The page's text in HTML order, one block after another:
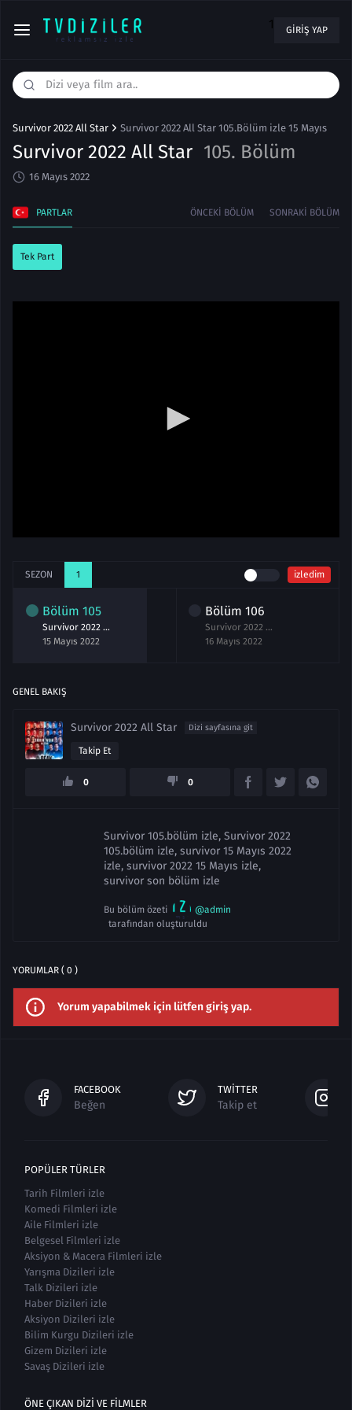
1 GIRIŞ YAP
Survivor 2022 All Star Survivor 2022 All Star 105.Bölüm izle 15 Mayıs
Survivor 2022 All Star 105. Bölüm
16 Mayıs 2022
PARTLAR ÖNCEKI BÖLÜM SONRAKI BÖLÜM
Tek Part
SEZON 1 izledim
Bölüm 105
Survivor 2022 All Star 105.Bölüm izle 15 Mayıs
15 Mayıs 2022
Bölüm 106
Survivor 2022 All Star 106.Bölüm izle 16 Mayıs
16 Mayıs 2022
GENEL BAKIŞ
Survivor 2022 All Star Dizi sayfasına git
Takip Et
0 0
Survivor 105.bölüm izle, Survivor 2022
105.bölüm izle, survivor 15 Mayıs 2022
izle, survivor 2022 15 Mayıs izle,
survivor son bölüm izle
Bu bölüm özeti
@admin
tarafından oluşturuldu
YORUMLAR ( 0 )
Yorum yapabilmek için lütfen giriş yap.
FACEBOOK
Beğen
TWITTER
Takip et
POPÜLER TÜRLER
Tarih Filmleri izle
Komedi Filmleri izle
Aile Filmleri izle
Belgesel Filmleri izle
Aksiyon & Macera Filmleri izle
Yarışma Dizileri izle
Talk Dizileri izle
Haber Dizileri izle
Aksiyon Dizileri izle
Bilim Kurgu Dizileri izle
Gizem Dizileri izle
Savaş Dizileri izle
ÖNE ÇIKAN DIZI VE FILMLER